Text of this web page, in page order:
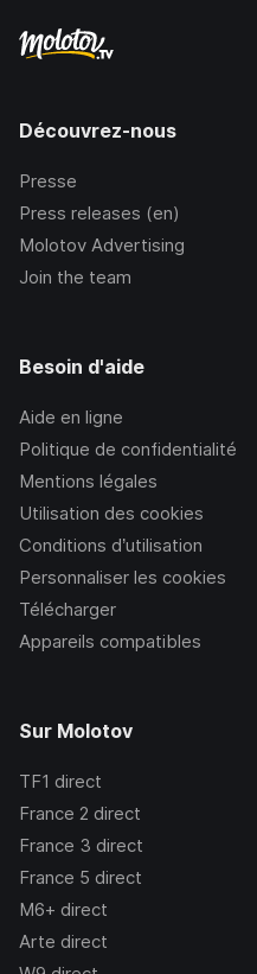
Découvrez-nous
Presse
Press releases (en)
Molotov Advertising
Join the team
Besoin d'aide
Aide en ligne
Politique de confidentialité
Mentions légales
Utilisation des cookies
Conditions d’utilisation
Personnaliser les cookies
Télécharger
Appareils compatibles
Sur Molotov
TF1 direct
France 2 direct
France 3 direct
France 5 direct
M6+ direct
Arte direct